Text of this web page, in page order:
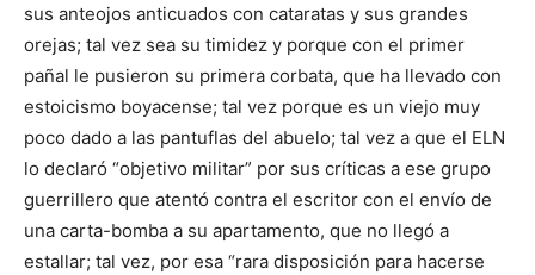
sus anteojos anticuados con cataratas y sus grandes
orejas; tal vez sea su timidez y porque con el primer
pañal le pusieron su primera corbata, que ha llevado con
estoicismo boyacense; tal vez porque es un viejo muy
poco dado a las pantuflas del abuelo; tal vez a que el ELN
lo declaró “objetivo militar” por sus críticas a ese grupo
guerrillero que atentó contra el escritor con el envío de
una carta-bomba a su apartamento, que no llegó a
estallar; tal vez, por esa “rara disposición para hacerse